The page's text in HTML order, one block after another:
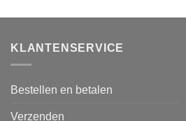
KLANTENSERVICE
Bestellen en betalen
Verzenden